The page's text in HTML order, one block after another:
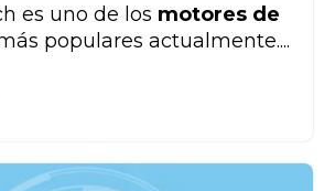
es uno de los motores de
populares actualmente....